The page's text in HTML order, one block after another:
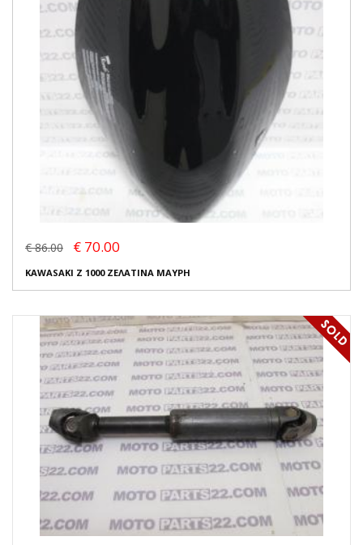
€ 86.00 € 70.00
KAWASAKI Z 1000 ΖΕΛΑΤΙΝΑ ΜΑΥΡΗ